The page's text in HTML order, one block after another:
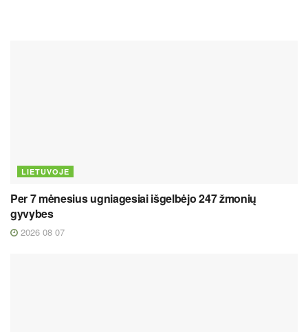
LIETUVOJE
Per 7 mėnesius ugniagesiai išgelbėjo 247 žmonių
gyvybes
2026 08 07